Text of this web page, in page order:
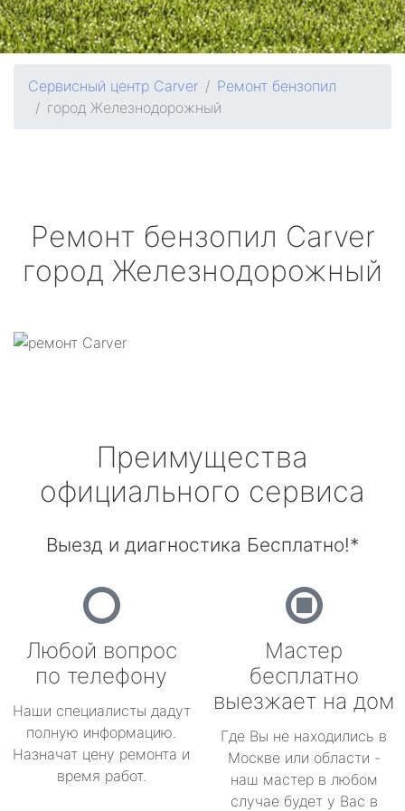
Сервисный центр Carver
Ремонт бензопил
город Железнодорожный
Ремонт бензопил Carver
город Железнодорожный
Преимущества
официального сервиса
Выезд и диагностика Бесплатно!*
Любой вопрос
по телефону
Наши специалисты дадут
полную информацию.
Назначат цену ремонта и
время работ.
Мастер
бесплатно
выезжает на дом
Где Вы не находились в
Москве или области -
наш мастер в любом
случае будет у Вас в